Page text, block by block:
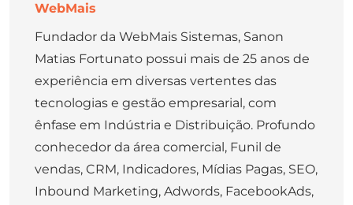
WebMais
Fundador da WebMais Sistemas, Sanon
Matias Fortunato possui mais de 25 anos de
experiência em diversas vertentes das
tecnologias e gestão empresarial, com
ênfase em Indústria e Distribuição. Profundo
conhecedor da área comercial, Funil de
vendas, CRM, Indicadores, Mídias Pagas, SEO,
Inbound Marketing, Adwords, FacebookAds,